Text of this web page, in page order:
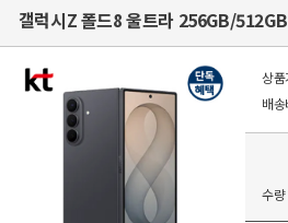
갤럭시Z 폴드8 울트라 256GB/
상품
배송
수량